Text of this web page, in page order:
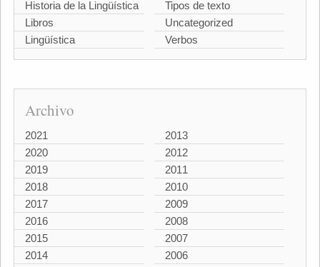
Historia de la Lingüística
Libros
Lingüística
Tipos de texto
Uncategorized
Verbos
Archivo
2021
2020
2019
2018
2017
2016
2015
2014
2013
2012
2011
2010
2009
2008
2007
2006